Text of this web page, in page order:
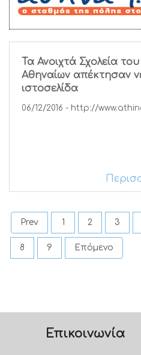
Τα Ανοιχτά Σχολεία
Αθηναίων απέκτησαν
ιστοσελίδα
06/12/2016 - http://
Prev 1 2 3
8 9 Επόμενο
Επικοινωνία